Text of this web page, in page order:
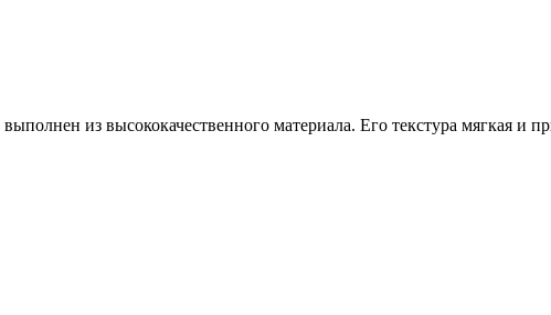
из высококачественного материала. Его текстура мягкая и